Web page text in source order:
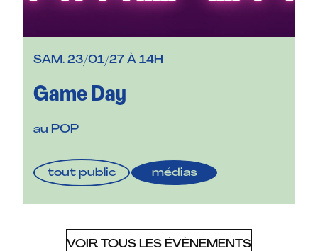
SAM. 23/01/27 À 14H
Game Day
au POP
tout public médias
VOIR TOUS LES ÉVÈNEMENTS